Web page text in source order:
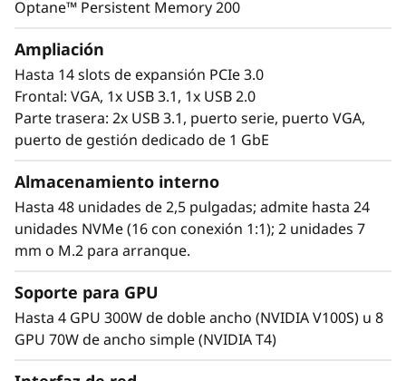
organización pueda responder al crecimiento
exponencial de los datos.
Diseñado específicamente para proporcionar
rendimiento asequible yu n potencial de
crecimiento, el SR860 V2 gestiona ágilmente la
virtualización empresarial, la consolidación de
cargas de trabajo y las cargas de trabajo de
misión crítica, la computacion en memoria
como SAP HANA, las bases de datos y la
planificación de recursos empresariales
Optane™ Persistent Memory 200
Ampliación
Hasta 14 slots de expansión PCIe 3.0
Frontal: VGA, 1x USB 3.1, 1x USB 2.0
Parte trasera: 2x USB 3.1, puerto serie, puerto VGA,
puerto de gestión dedicado de 1 GbE
Almacenamiento interno
Hasta 48 unidades de 2,5 pulgadas; admite hasta 24
unidades NVMe (16 con conexión 1:1); 2 unidades 7
mm o M.2 para arranque.
Soporte para GPU
Hasta 4 GPU 300W de doble ancho (NVIDIA V100S) u 8
GPU 70W de ancho simple (NVIDIA T4)